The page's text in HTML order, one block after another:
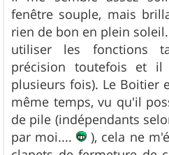
fenêtre souple, mais
rien de bon en plein
utiliser les fonctions
précision toutefois et
plusieurs fois). Le Boitier
même temps, vu qu'il
de pile (indépendants
par moi....
), cela ne